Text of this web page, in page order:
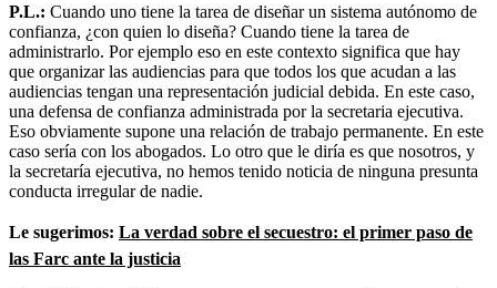
P.L.: Cuando uno tiene la tarea de diseñar un sistema autónomo de
confianza, ¿con quien lo diseña? Cuando tiene la tarea de
administrarlo. Por ejemplo eso en este contexto significa que hay
que organizar las audiencias para que todos los que acudan a las
audiencias tengan una representación judicial debida. En este caso,
una defensa de confianza administrada por la secretaria ejecutiva.
Eso obviamente supone una relación de trabajo permanente. En este
caso sería con los abogados. Lo otro que le diría es que nosotros, y
la secretaría ejecutiva, no hemos tenido noticia de ninguna presunta
conducta irregular de nadie.
Le sugerimos: La verdad sobre el secuestro: el primer paso de
las Farc ante la justicia